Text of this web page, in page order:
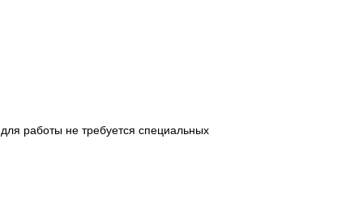
работы не требуется специальных